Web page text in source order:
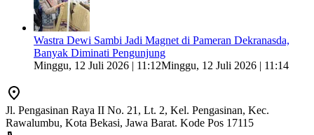
Wastra Dewi Sambi Jadi Magnet di Pameran Dekranasda,
Banyak Diminati Pengunjung
Minggu, 12 Juli 2026 | 11:12Minggu, 12 Juli 2026 | 11:14
Jl. Pengasinan Raya II No. 21, Lt. 2, Kel. Pengasinan, Kec.
Rawalumbu, Kota Bekasi, Jawa Barat. Kode Pos 17115